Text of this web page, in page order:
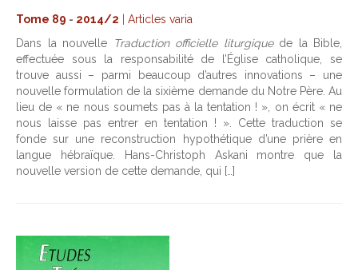
Tome 89 - 2014/2
Articles varia
Dans la nouvelle
Traduction officielle liturgiquede la Bible,
effectuée sous la responsabilité de l’Église catholique, se
trouve aussi – parmi beaucoup d’autres innovations – une
nouvelle formulation de la sixième demande du Notre Père. Au
lieu de « ne nous soumets pas à la tentation ! », on écrit « ne
nous laisse pas entrer en tentation ! ». Cette traduction se
fonde sur une reconstruction hypothétique d’une prière en
langue hébraïque. Hans-Christoph Askani montre que la
nouvelle version de cette demande, qui […]